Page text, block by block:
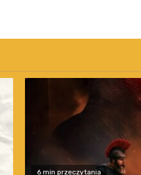
6 min przeczytania